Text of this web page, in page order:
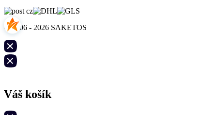
© 2006 - 2026 SAKETOS
Váš košík